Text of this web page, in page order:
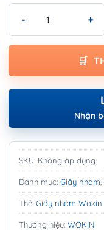
Nhận
SKU: Không áp dụng
Danh mục: Giấy nhám
Thẻ: Giấy nhám Wokin
Thương hiệu: WOKIN